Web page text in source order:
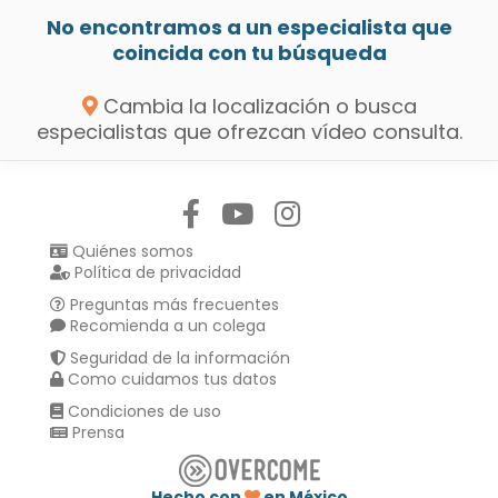
No encontramos a un especialista que
coincida con tu búsqueda
Cambia la localización o busca
especialistas que ofrezcan vídeo consulta.
Quiénes somos
Política de privacidad
Preguntas más frecuentes
Recomienda a un colega
Seguridad de la información
Como cuidamos tus datos
Condiciones de uso
Prensa